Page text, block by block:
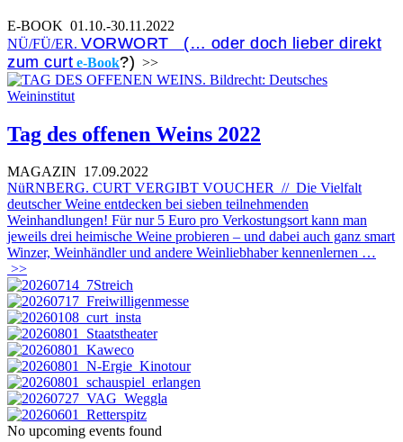
E-BOOK 01.10.-30.11.2022
NÜ/FÜ/ER. VORWORT (… oder doch lieber direkt
zum curt e-Book?) >>
Tag des offenen Weins 2022
MAGAZIN 17.09.2022
NüRNBERG. CURT VERGIBT VOUCHER // Die Vielfalt
deutscher Weine entdecken bei sieben teilnehmenden
Weinhandlungen! Für nur 5 Euro pro Verkostungsort kann man
jeweils drei heimische Weine probieren – und dabei auch ganz smart
Winzer, Weinhändler und andere Weinliebhaber kennenlernen …
>>
No upcoming events found